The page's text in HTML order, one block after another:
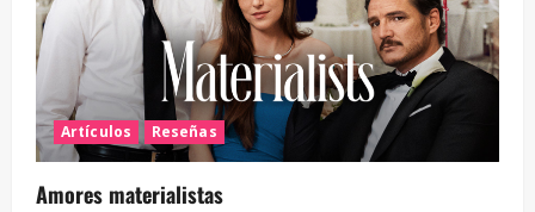
Artículos Reseñas
Amores materialistas